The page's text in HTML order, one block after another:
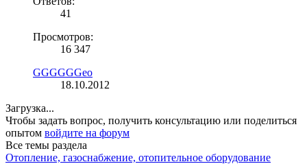
41
Просмотров:
16 347
GGGGGGeo
18.10.2012
Загрузка...
Чтобы задать вопрос, получить консультацию или поделиться
опытом войдите на форум
Все темы раздела
Отопление, газоснабжение, отопительное оборудование